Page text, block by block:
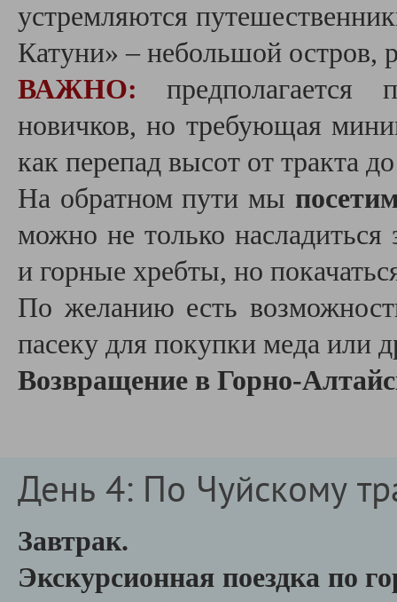
устремляются
Катуни» – небольшой остров,
ВАЖНО: предполагается
новичков, но требующая
как перепад высот от тракта
На обратном пути мы
можно не только
и горные хребты, но
По желанию есть
пасеку для покупки меда или
Возвращение в Горно-
День 4: По Чуйскому
Завтрак.
Экскурсионная поездка по